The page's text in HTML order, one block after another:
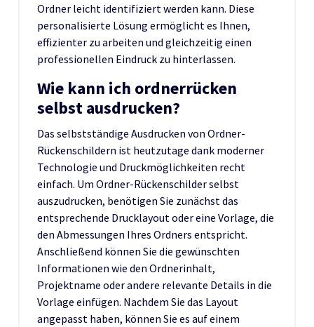
Ordner leicht identifiziert werden kann. Diese
personalisierte Lösung ermöglicht es Ihnen,
effizienter zu arbeiten und gleichzeitig einen
professionellen Eindruck zu hinterlassen.
Wie kann ich ordnerrücken
selbst ausdrucken?
Das selbstständige Ausdrucken von Ordner-
Rückenschildern ist heutzutage dank moderner
Technologie und Druckmöglichkeiten recht
einfach. Um Ordner-Rückenschilder selbst
auszudrucken, benötigen Sie zunächst das
entsprechende Drucklayout oder eine Vorlage, die
den Abmessungen Ihres Ordners entspricht.
Anschließend können Sie die gewünschten
Informationen wie den Ordnerinhalt,
Projektname oder andere relevante Details in die
Vorlage einfügen. Nachdem Sie das Layout
angepasst haben, können Sie es auf einem